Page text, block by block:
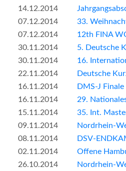
14.12.2014
07.12.2014 33.
07.12.2014 12th FINA
30.11.2014 5. Deutsche
30.11.2014 16.
22.11.2014 Deutsche
16.11.2014 DMS-J
16.11.2014 29.
15.11.2014 35. Int.
09.11.2014 Nordrhein-
08.11.2014 DSV-
02.11.2014 Offene
26.10.2014 Nordrhein-